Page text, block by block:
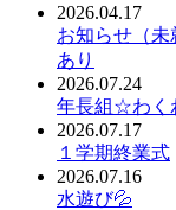
2026.04.17
お知らせ（
あり
2026.07.24
年長組☆わく
2026.07.17
１学期終業式
2026.07.16
水遊び💦